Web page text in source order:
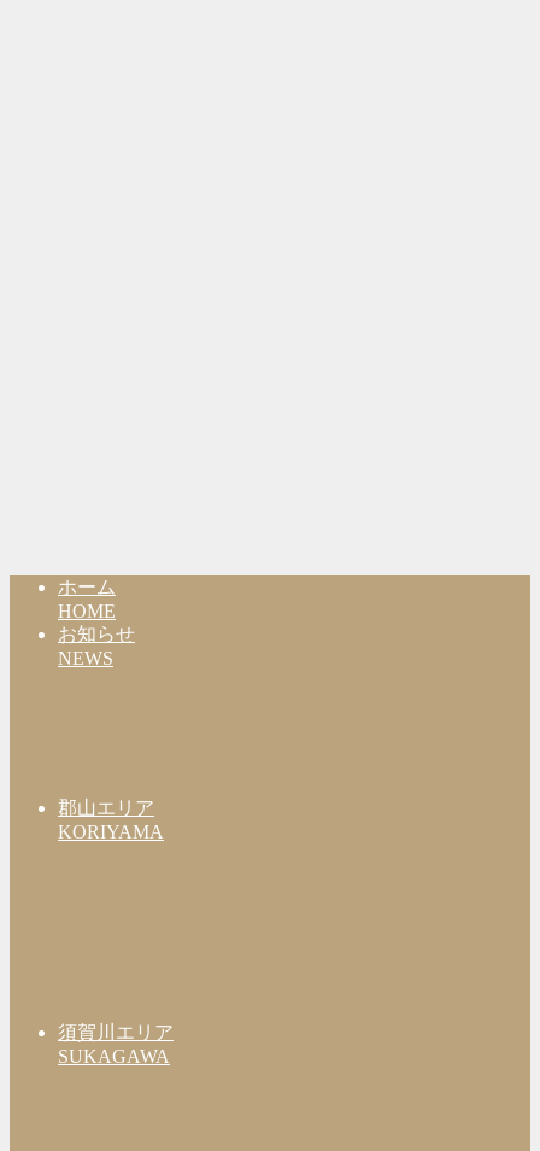
ホーム
HOME
お知らせ
NEWS
郡山エリア
KORIYAMA
須賀川エリア
SUKAGAWA